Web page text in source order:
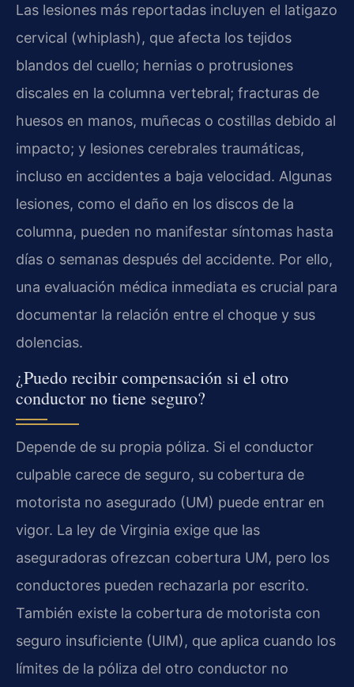
Las lesiones más reportadas incluyen el latigazo
cervical (whiplash), que afecta los tejidos
blandos del cuello; hernias o protrusiones
discales en la columna vertebral; fracturas de
huesos en manos, muñecas o costillas debido al
impacto; y lesiones cerebrales traumáticas,
incluso en accidentes a baja velocidad. Algunas
lesiones, como el daño en los discos de la
columna, pueden no manifestar síntomas hasta
días o semanas después del accidente. Por ello,
una evaluación médica inmediata es crucial para
documentar la relación entre el choque y sus
dolencias.
¿Puedo recibir compensación si el otro
conductor no tiene seguro?
Depende de su propia póliza. Si el conductor
culpable carece de seguro, su cobertura de
motorista no asegurado (UM) puede entrar en
vigor. La ley de Virginia exige que las
aseguradoras ofrezcan cobertura UM, pero los
conductores pueden rechazarla por escrito.
También existe la cobertura de motorista con
seguro insuficiente (UIM), que aplica cuando los
límites de la póliza del otro conductor no